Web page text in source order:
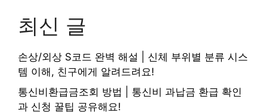
최신 글
손상/외상 S코드 완벽 해설 | 신체 부위별 분류 시스
템 이해, 친구에게 알려드려요!
통신비환급금조회 방법 | 통신비 과납금 환급 확인
과 신청 꿀팁 공유해요!